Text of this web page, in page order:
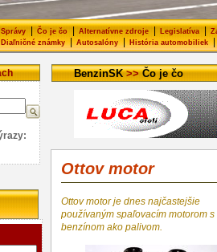
Správy Čo je čo Alternatívne zdroje Legislatíva
Diaľničné známky| Autosalóny| História automobiliek|
BenzinSK>>Čo je čo
Ottov motor
Ottov motor je dnes najčastejšie
používaným spaľovacím motorom s
benzínom ako palivom.